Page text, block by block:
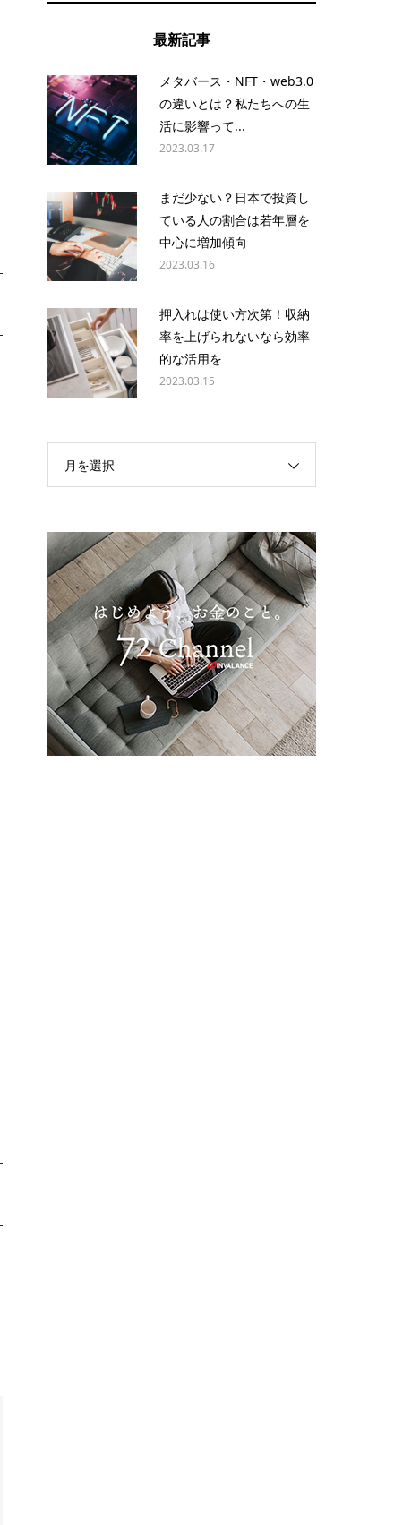
最新記事
メタバース・NFT・web3.0
の違いとは？私たちへの生
活に影響って...
2023.03.17
まだ少ない？日本で投資し
ている人の割合は若年層を
中心に増加傾向
2023.03.16
押入れは使い方次第！収納
率を上げられないなら効率
的な活用を
2023.03.15
月を選択